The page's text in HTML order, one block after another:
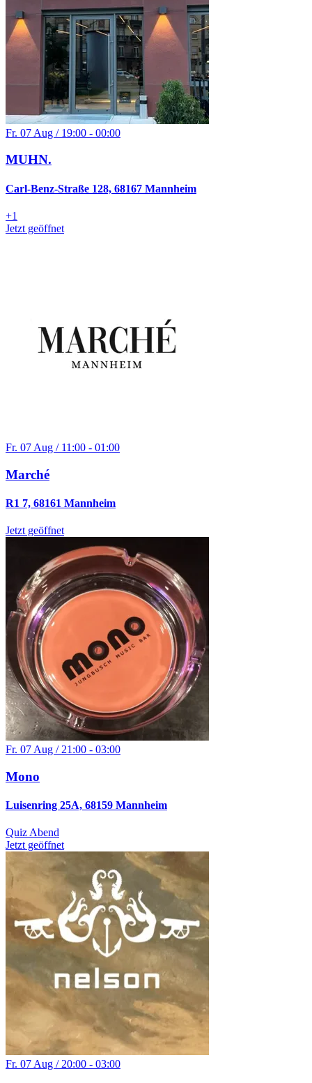
Fr. 07 Aug / 19:00 - 00:00
MUHN.
Carl-Benz-Straße 128, 68167 Mannheim
+1
Jetzt geöffnet
Fr. 07 Aug / 11:00 - 01:00
Marché
R1 7, 68161 Mannheim
Jetzt geöffnet
Fr. 07 Aug / 21:00 - 03:00
Mono
Luisenring 25A, 68159 Mannheim
Quiz Abend
Jetzt geöffnet
Fr. 07 Aug / 20:00 - 03:00